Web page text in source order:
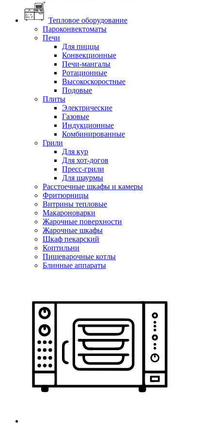
Тепловое оборудование
Пароконвектоматы
Печи
Для пиццы
Конвекционные
Печи-мангалы
Ротационные
Высокоскоростные
Подовые
Плиты
Электрические
Газовые
Индукционные
Комбинированные
Грили
Для кур
Для хот-догов
Пресс-грили
Для шаурмы
Расстоечные шкафы и камеры
Фритюрницы
Витрины тепловые
Макароноварки
Жарочные поверхности
Жарочные шкафы
Шкаф пекарский
Коптильни
Пищеварочные котлы
Блинные аппараты